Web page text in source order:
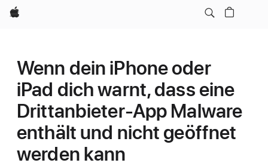
Apple
Wenn dein iPhone oder
iPad dich warnt, dass eine
Drittanbieter-App Malware
enthält und nicht geöffnet
werden kann